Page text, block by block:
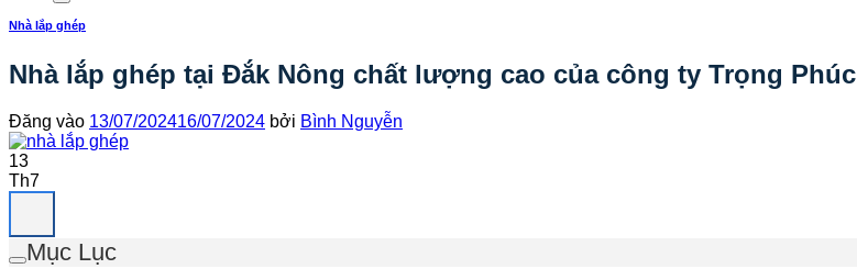
Nhà lắp ghép
Nhà lắp ghép tại Đắk Nông chất lượng cao của công ty Trọng Phúc
Đăng vào 13/07/202416/07/2024 bởi Bình Nguyễn
13
Th7
Mục Lục